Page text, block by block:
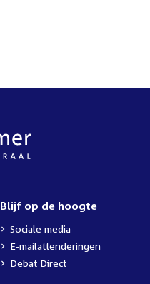
Blijf op de hoogte
Sociale media
E-mailattenderingen
Debat Direct